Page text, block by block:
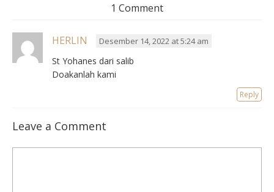
1 Comment
HERLIN Desember 14, 2022 at 5:24 am
St Yohanes dari salib
Doakanlah kami
Reply
Leave a Comment